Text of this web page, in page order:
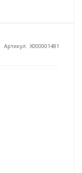
Артикул: X000001481